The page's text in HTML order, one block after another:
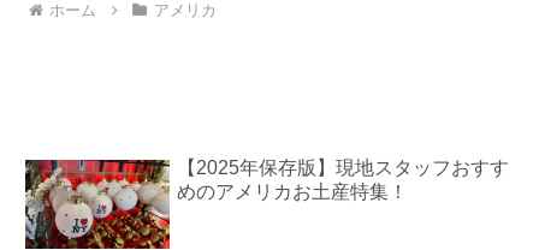
ホーム アメリカ
【2025年保存版】現地スタッフおすす
めのアメリカお土産特集！